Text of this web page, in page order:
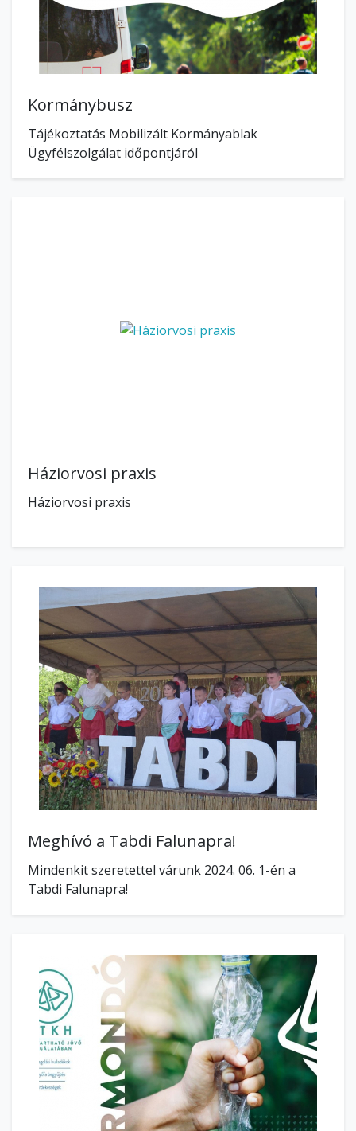
Kormánybusz
Tájékoztatás Mobilizált Kormányablak
Ügyfélszolgálat időpontjáról
Háziorvosi praxis
Háziorvosi praxis
Meghívó a Tabdi Falunapra!
Mindenkit szeretettel várunk 2024. 06. 1-én a
Tabdi Falunapra!